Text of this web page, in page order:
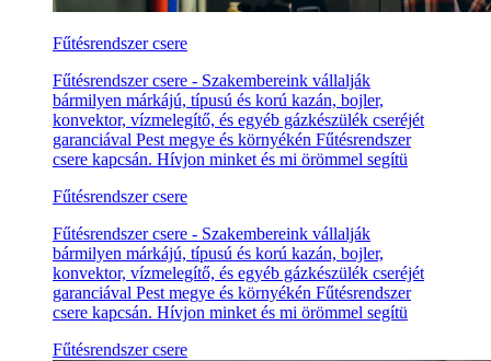
Fűtésrendszer csere
Fűtésrendszer csere - Szakembereink vállalják
bármilyen márkájú, típusú és korú kazán, bojler,
konvektor, vízmelegítő, és egyéb gázkészülék cseréjét
garanciával Pest megye és környékén Fűtésrendszer
csere kapcsán. Hívjon minket és mi örömmel segítü
Fűtésrendszer csere
Fűtésrendszer csere - Szakembereink vállalják
bármilyen márkájú, típusú és korú kazán, bojler,
konvektor, vízmelegítő, és egyéb gázkészülék cseréjét
garanciával Pest megye és környékén Fűtésrendszer
csere kapcsán. Hívjon minket és mi örömmel segítü
Fűtésrendszer csere